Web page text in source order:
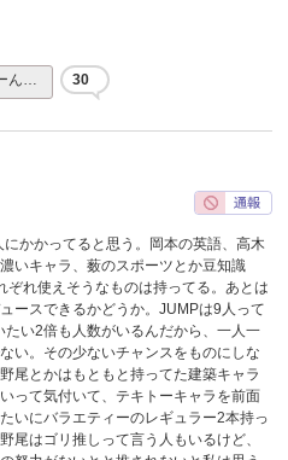
ん… 30
かかってると思う。岡本の英語、高木
いキャラ、薮のスポーツとか豆知識
ぞれ使えそうなものは持ってる。あとは
ースできるかどうか。JUMPは9人って
い2倍も人数がいるんだから、一人一
い。その少ないチャンスをものにしな
尾とかはもともと持ってた建築キャラ
って気付いて、テキトーキャラを前面
いにバラエティーのレギュラー2本持っ
尾はゴリ推しって言う人もいるけど、